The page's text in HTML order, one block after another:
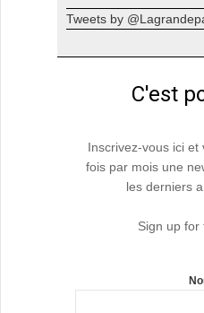
Tweets by
C'est
Inscrivez-vous ici
fois par mois une
les derniers
Sign up for